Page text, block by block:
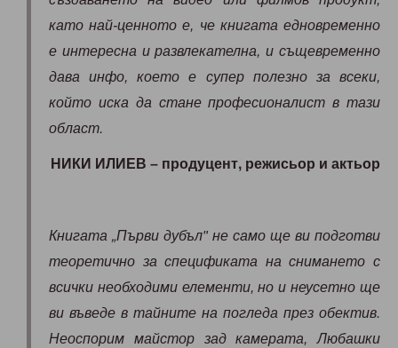
като най-ценното е, че книгата едновременно
е интересна и развлекателна, и същевременно
дава инфо, което е супер полезно за всеки,
който иска да стане професионалист в тази
област.
НИКИ ИЛИЕВ – продуцент, режисьор и актьор
Книгата „Първи дубъл" не само ще ви подготви
теоретично за спецификата на снимането с
всички необходими елементи, но и неусетно ще
ви въведе в тайните на погледа през обектив.
Неоспорим майстор зад камерата, Любашки